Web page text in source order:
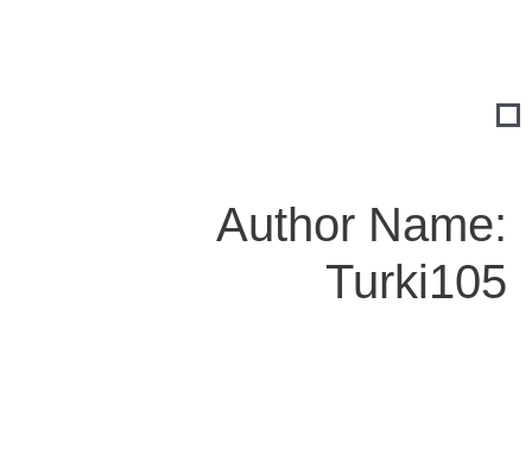
Author Name:
Turki105